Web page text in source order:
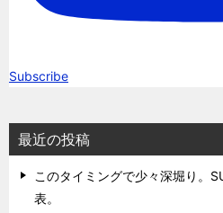
Subscribe
最近の投稿
このタイミングで少々深堀り。
表。